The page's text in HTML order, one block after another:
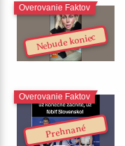
Nebude koniec
Overovanie Faktov
Prehnané
Overovanie Faktov